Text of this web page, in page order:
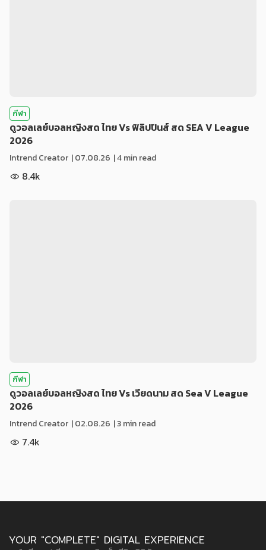
กีฬา
ดูวอลเลย์บอลหญิงสด ไทย Vs ฟิลิปปินส์ สด SEA V League
2026
Intrend Creator |07.08.26 | 4 min read
8.4k
กีฬา
ดูวอลเลย์บอลหญิงสด ไทย Vs เวียดนาม สด Sea V League
2026
Intrend Creator |02.08.26 | 3 min read
7.4k
YOUR "COMPLETE" DIGITAL EXPERIENCE